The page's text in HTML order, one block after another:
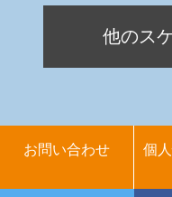
他のス
お問い合わせ 個